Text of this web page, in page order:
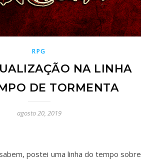
RPG
NA LINHA
DE TORMENTA
agosto 20, 2019
postei uma linha do tempo sobre